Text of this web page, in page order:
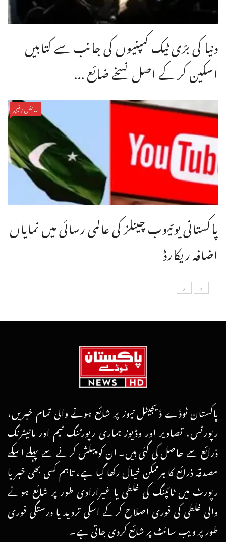
دنیا کی بڑی ٹیک کمپنیوں کی جانب سے کتابیں
اسکین کر کے اصل نسخے ضائع ...
سائنس/فیچر
پاکستانی یوٹیوب چینلز کی عالمی رسائی میں نمایاں
اضافہ ریکارڈ
پاکستان ٹوڈے ڈیجیٹل نیوز پر شائع ہونے والی تمام خبریں،
رپورٹس، تصاویر اور وڈیوز ہماری رپورٹنگ ٹیم اور مانیٹرنگ
ذرائع سے حاصل کی گئی ہیں۔ ان کو پبلش کرنے سے پہلے اسکے
مصدقہ ذرائع کا ہرممکن خیال رکھا گیا ہے، تاہم کسی بھی خبر یا
رپورٹ میں ٹائپنگ کی غلطی یا غیرارادی طور پر شائع ہونے
والی غلطی کی فوری اصلاح کرکے اسکی تردید یا درستگی فوری
طور پر ویب سائٹ پر شائع کردی جاتی ہے۔